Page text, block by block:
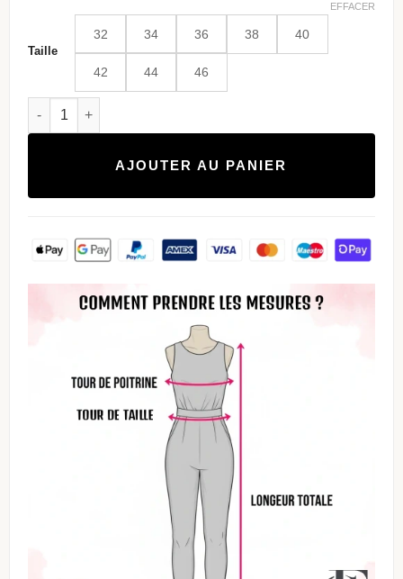
Taille
32 34 36 38 40
42 44 46
EFFACER
quantité de Combinaison Col Montant Dos Illusion Brodée
AJOUTER AU PANIER